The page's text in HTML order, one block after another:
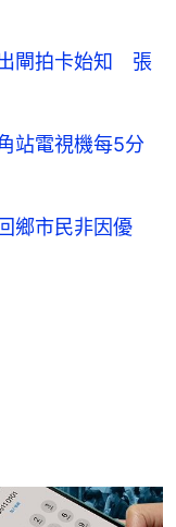
閘拍卡始知 張
站電視機每5分
鄉市民非因優